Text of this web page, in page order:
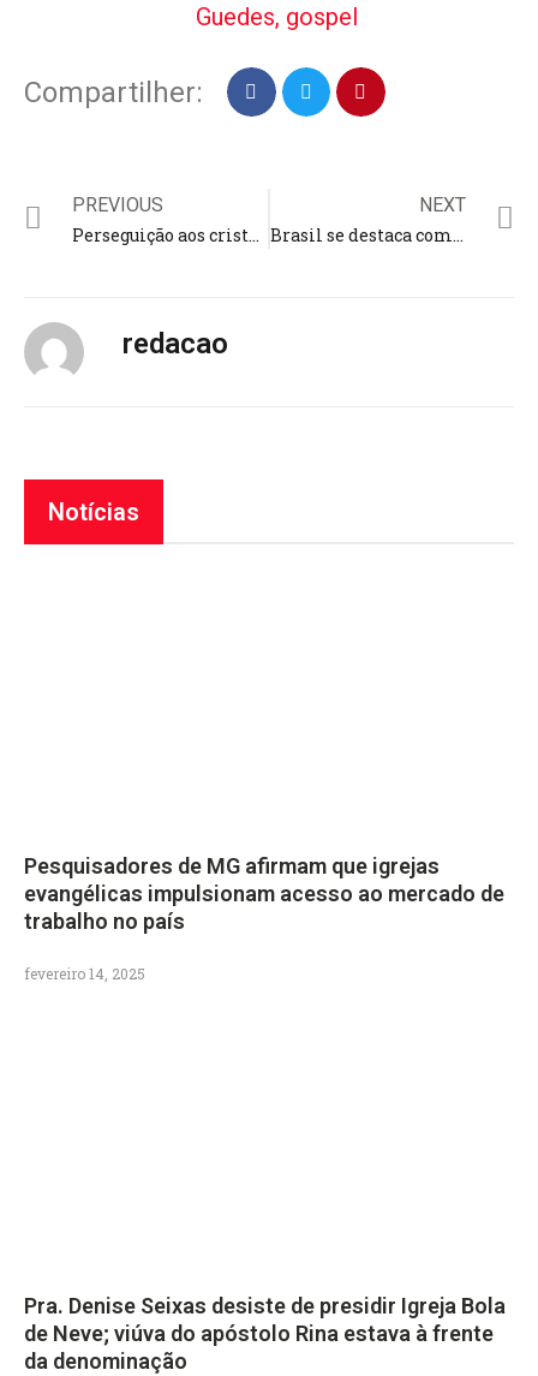
Guedes, gospel
Compartilher:
PREVIOUS
Perseguição aos cristãos é maior em países com governos corruptos, diz estudo; “discriminação política”
NEXT
Brasil se destaca como segundo país com mais instalações do App da Bíblia; 64 milhões baixaram aplicativo
redacao
Notícias
Pesquisadores de MG afirmam que igrejas
evangélicas impulsionam acesso ao mercado de
trabalho no país
fevereiro 14, 2025
Pra. Denise Seixas desiste de presidir Igreja Bola
de Neve; viúva do apóstolo Rina estava à frente
da denominação